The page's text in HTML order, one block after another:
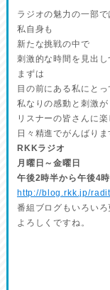
ラジオの魅力の一部
私自身も
新たな挑戦の中で
刺激的な時間を見出し
まずは
目の前にある私にと
私なりの感動と刺激が
リスナーの皆さんに
日々精進でがんばりま
RKKラジオ
月曜日～金曜日
午後2時半から午後4
http://blog.rkk.jp/
番組ブログもいろいろ
よろしくですね。